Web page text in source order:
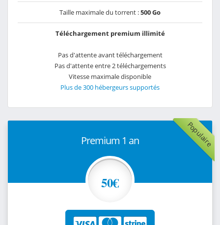
Taille maximale du torrent :500 Go
Téléchargement premium illimité
Pas d'attente avant téléchargement
Pas d'attente entre 2 téléchargements
Vitesse maximale disponible
Plus de 300 hébergeurs supportés
Populaire
Premium 1 an
50€